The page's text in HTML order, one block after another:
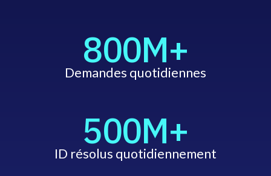
800M+
Demandes quotidiennes
500M+
ID résolus quotidiennement